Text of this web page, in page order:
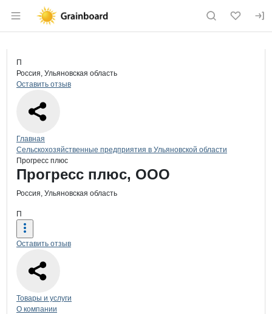
Раздел навигации по сайту
Страница компании
Страница компании
Краткая информация о компании
П
Россия, Ульяновская область
Оставить отзыв
Навигация по сайту
Главная
Сельскохозяйственные предприятия в Ульяновской области
Прогресс плюс
Основная информация о компании
Прогресс плюс, ООО
Россия, Ульяновская область
П
Оставить отзыв
Навигация по странице
Товары и услуги
О компании